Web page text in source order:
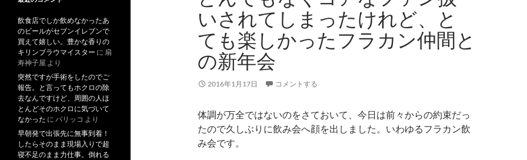
いされてしまったけれど、と
ても楽しかったフラカン仲間と
の新年会
2016年1月17日 コメントする
体調が万全ではないのをさておいて、今日は前々からの約束だっ
たので久しぶりに飲み会へ顔を出しました。いわゆるフラカン飲
み会です。
飲食店でしか飲めなかったあ
のビールがセブンイレブンで
買えて嬉しい。豊かな香りの
キリンブラウマイスター に 扇
寿神子屋 より
突然ですが手術をしたのでご
報告。と言ってもホクロの除
去なんですけど、周囲の人ほ
とんどそのホクロに気づいて
なかった に パリッコ より
早朝発で出張先に無事到着！
したらそのまま現場入りで超
寝不足のまま力仕事。倒れる